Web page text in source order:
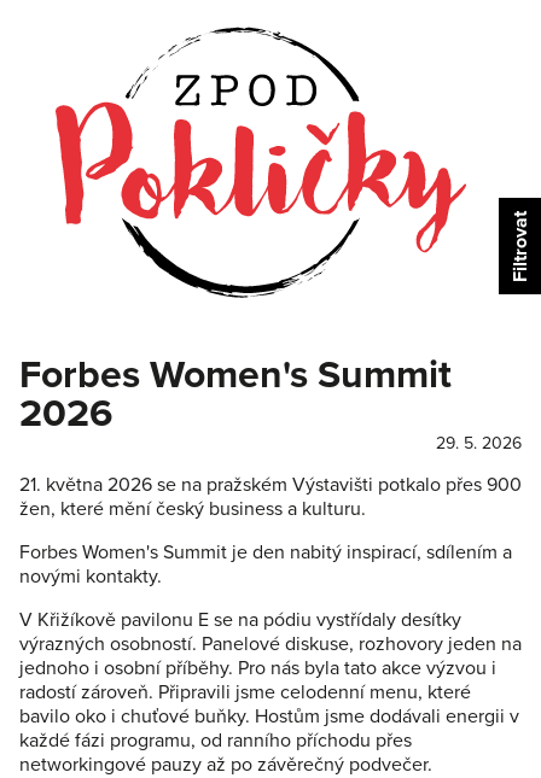
Forbes Women's Summit
2026
29. 5. 2026
21. května 2026 se na pražském Výstavišti potkalo přes 900
žen, které mění český business a kulturu.
Forbes Women's Summit je den nabitý inspirací, sdílením a
novými kontakty.
V Křižíkově pavilonu E se na pódiu vystřídaly desítky
výrazných osobností. Panelové diskuse, rozhovory jeden na
jednoho i osobní příběhy. Pro nás byla tato akce výzvou i
radostí zároveň. Připravili jsme celodenní menu, které
bavilo oko i chuťové buňky. Hostům jsme dodávali energii v
každé fázi programu, od ranního příchodu přes
networkingové pauzy až po závěrečný podvečer.